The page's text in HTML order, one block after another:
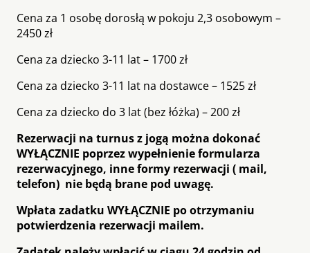
Cena za 1 osobę dorosłą w pokoju 2,3 osobowym –
2450 zł
Cena za dziecko 3-11 lat – 1700 zł
Cena za dziecko 3-11 lat na dostawce – 1525 zł
Cena za dziecko do 3 lat (bez łóżka) – 200 zł
Rezerwacji na turnus z jogą można dokonać
WYŁĄCZNIE poprzez wypełnienie formularza
rezerwacyjnego, inne formy rezerwacji ( mail,
telefon) nie będą brane pod uwagę.
Wpłata zadatku WYŁĄCZNIE po otrzymaniu
potwierdzenia rezerwacji mailem.